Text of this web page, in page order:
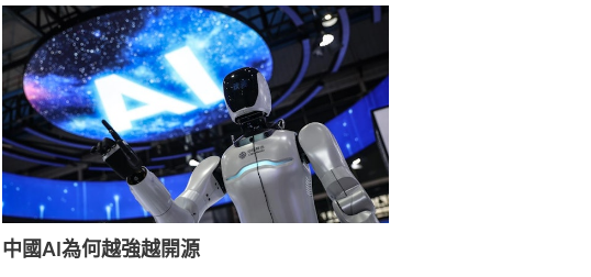
中國AI為何越強越開源